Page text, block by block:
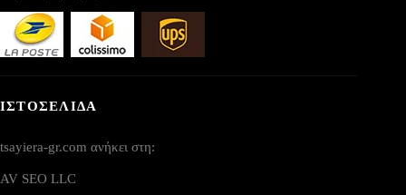
ΙΣΤΟΣΕΛΙΔΑ
tsayiera-gr.com ανήκει στη:
AV SEO LLC